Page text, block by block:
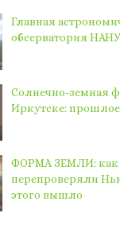
Главная
обсерватория
Солнечно-земная
Иркутске:
ФОРМА ЗЕМЛИ: как
перепроверяли
этого вышло